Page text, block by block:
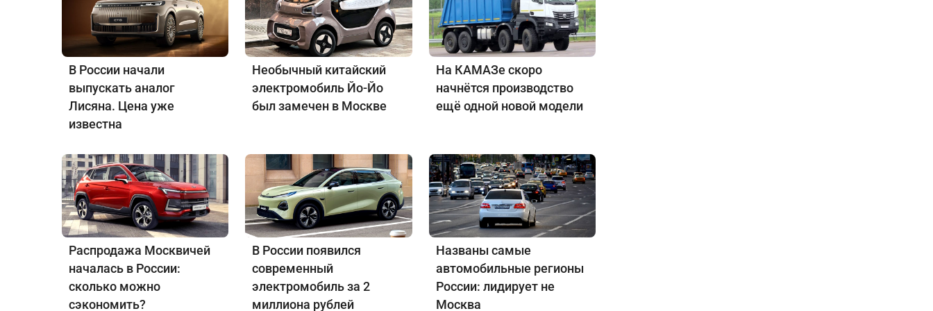
В России начали
выпускать аналог
Лисяна. Цена уже
известна
Необычный китайский
электромобиль Йо-Йо
был замечен в Москве
На КАМАЗе скоро
начнётся производство
ещё одной новой модели
Распродажа Москвичей
началась в России:
сколько можно
сэкономить?
В России появился
современный
электромобиль за 2
миллиона рублей
Названы самые
автомобильные регионы
России: лидирует не
Москва